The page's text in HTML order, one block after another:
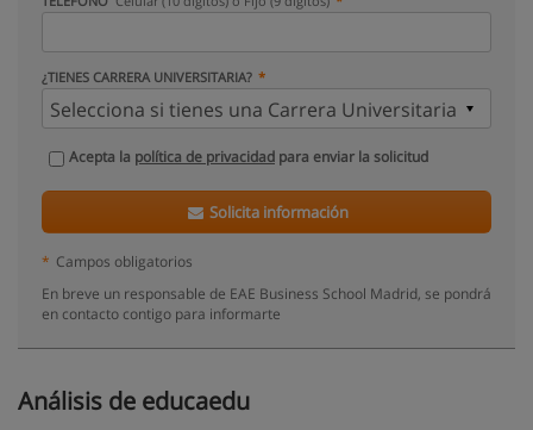
¿TIENES CARRERA UNIVERSITARIA?
Acepta la política de privacidad para enviar la solicitud
Solicita información
* Campos obligatorios
En breve un responsable de EAE Business School Madrid, se pondrá
en contacto contigo para informarte
Análisis de educaedu